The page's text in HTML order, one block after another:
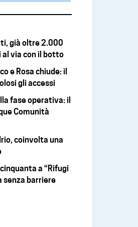
già oltre 2.000
via con il botto
e Rosa chiude: il
gli accessi
fase operativa: il
Comunità
coinvolta una
a “Rifugi
senza barriere